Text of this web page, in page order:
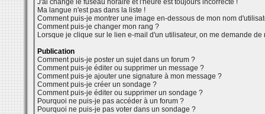
J'ai changé le fuseau horaire et l'heure est toujours incorrecte !
Ma langue n'est pas dans la liste !
Comment puis-je montrer une image en-dessous de mon nom
Comment puis-je changer mon rang ?
Lorsque je clique sur le lien e-mail d'un utilisateur, on me demande de
Publication
Comment puis-je poster un sujet dans un forum ?
Comment puis-je éditer ou supprimer un message ?
Comment puis-je ajouter une signature à mon message ?
Comment puis-je créer un sondage ?
Comment puis-je éditer ou supprimer un sondage ?
Pourquoi ne puis-je pas accéder à un forum ?
Pourquoi ne puis-je pas voter dans un sondage ?